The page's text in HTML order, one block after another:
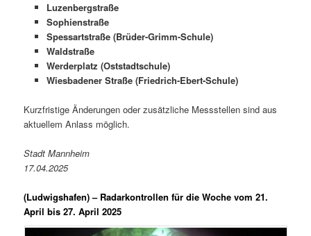
Luzenbergstraße
Sophienstraße
Spessartstraße (Brüder-Grimm-Schule)
Waldstraße
Werderplatz (Oststadtschule)
Wiesbadener Straße (Friedrich-Ebert-Schule)
Kurzfristige Änderungen oder zusätzliche Messstellen sind aus
aktuellem Anlass möglich.
Stadt Mannheim
17.04.2025
(Ludwigshafen) – Radarkontrollen für die Woche vom 21.
April bis 27. April 2025